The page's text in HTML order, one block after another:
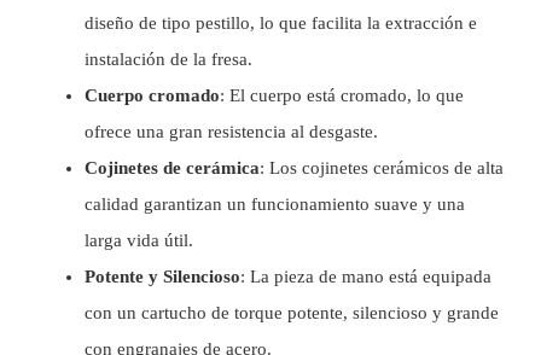
diseño de tipo pestillo, lo que facilita la extracción e
instalación de la fresa.
Cuerpo cromado: El cuerpo está cromado, lo que
ofrece una gran resistencia al desgaste.
Cojinetes de cerámica: Los cojinetes cerámicos de alta
calidad garantizan un funcionamiento suave y una
larga vida útil.
Potente y Silencioso: La pieza de mano está equipada
con un cartucho de torque potente, silencioso y grande
con engranajes de acero.